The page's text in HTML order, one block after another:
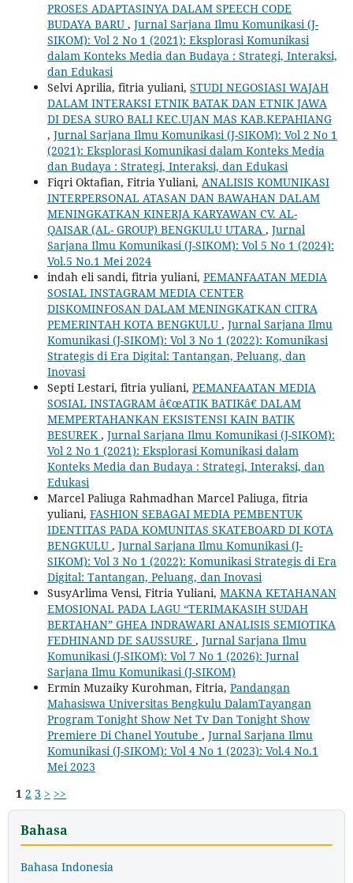
PROSES ADAPTASINYA DALAM SPEECH CODE
BUDAYA BARU , Jurnal Sarjana Ilmu Komunikasi (J-
SIKOM): Vol 2 No 1 (2021): Eksplorasi Komunikasi
dalam Konteks Media dan Budaya : Strategi, Interaksi,
dan Edukasi
Selvi Aprilia, fitria yuliani, STUDI NEGOSIASI WAJAH
DALAM INTERAKSI ETNIK BATAK DAN ETNIK JAWA
DI DESA SURO BALI KEC.UJAN MAS KAB.KEPAHIANG
, Jurnal Sarjana Ilmu Komunikasi (J-SIKOM): Vol 2 No 1
(2021): Eksplorasi Komunikasi dalam Konteks Media
dan Budaya : Strategi, Interaksi, dan Edukasi
Fiqri Oktafian, Fitria Yuliani, ANALISIS KOMUNIKASI
INTERPERSONAL ATASAN DAN BAWAHAN DALAM
MENINGKATKAN KINERJA KARYAWAN CV. AL-
QAISAR (AL- GROUP) BENGKULU UTARA , Jurnal
Sarjana Ilmu Komunikasi (J-SIKOM): Vol 5 No 1 (2024):
Vol.5 No.1 Mei 2024
indah eli sandi, fitria yuliani, PEMANFAATAN MEDIA
SOSIAL INSTAGRAM MEDIA CENTER
DISKOMINFOSAN DALAM MENINGKATKAN CITRA
PEMERINTAH KOTA BENGKULU , Jurnal Sarjana Ilmu
Komunikasi (J-SIKOM): Vol 3 No 1 (2022): Komunikasi
Strategis di Era Digital: Tantangan, Peluang, dan
Inovasi
Septi Lestari, fitria yuliani, PEMANFAATAN MEDIA
SOSIAL INSTAGRAM â€œATIK BATIKâ€ DALAM
MEMPERTAHANKAN EKSISTENSI KAIN BATIK
BESUREK , Jurnal Sarjana Ilmu Komunikasi (J-SIKOM):
Vol 2 No 1 (2021): Eksplorasi Komunikasi dalam
Konteks Media dan Budaya : Strategi, Interaksi, dan
Edukasi
Marcel Paliuga Rahmadhan Marcel Paliuga, fitria
yuliani, FASHION SEBAGAI MEDIA PEMBENTUK
IDENTITAS PADA KOMUNITAS SKATEBOARD DI KOTA
BENGKULU , Jurnal Sarjana Ilmu Komunikasi (J-
SIKOM): Vol 3 No 1 (2022): Komunikasi Strategis di Era
Digital: Tantangan, Peluang, dan Inovasi
SusyArlima Vensi, Fitria Yuliani, MAKNA KETAHANAN
EMOSIONAL PADA LAGU “TERIMAKASIH SUDAH
BERTAHAN” GHEA INDRAWARI ANALISIS SEMIOTIKA
FEDHINAND DE SAUSSURE , Jurnal Sarjana Ilmu
Komunikasi (J-SIKOM): Vol 7 No 1 (2026): Jurnal
Sarjana Ilmu Komunikasi (J-SIKOM)
Ermin Muzaiky Kurohman, Fitria, Pandangan
Mahasiswa Universitas Bengkulu DalamTayangan
Program Tonight Show Net Tv Dan Tonight Show
Premiere Di Chanel Youtube , Jurnal Sarjana Ilmu
Komunikasi (J-SIKOM): Vol 4 No 1 (2023): Vol.4 No.1
Mei 2023
1 2 3 > >>
Bahasa
Bahasa Indonesia